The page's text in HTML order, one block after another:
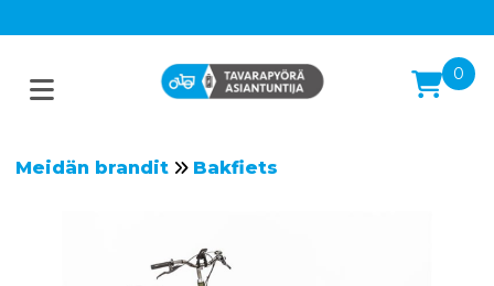
0
Meidän brandit Bakfiets